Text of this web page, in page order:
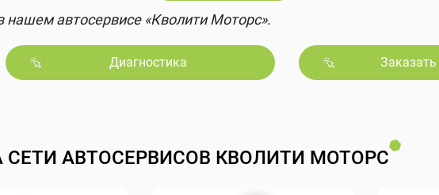
нашем автосервисе «Кволити Моторс».
Диагностика
СЕТИ АВТОСЕРВИСОВ КВОЛИТИ МОТОРС